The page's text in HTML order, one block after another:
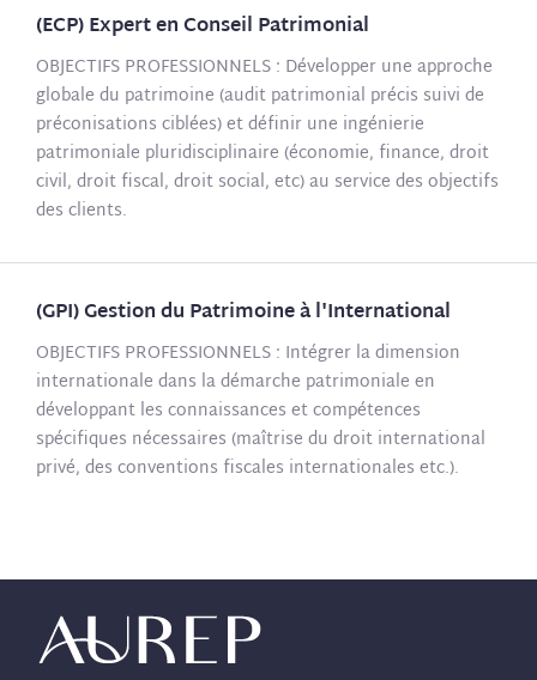
(ECP) Expert en Conseil Patrimonial
OBJECTIFS PROFESSIONNELS : Développer une approche
globale du patrimoine (audit patrimonial précis suivi de
préconisations ciblées) et définir une ingénierie
patrimoniale pluridisciplinaire (économie, finance, droit
civil, droit fiscal, droit social, etc) au service des objectifs
des clients.
(GPI) Gestion du Patrimoine à l'International
OBJECTIFS PROFESSIONNELS : Intégrer la dimension
internationale dans la démarche patrimoniale en
développant les connaissances et compétences
spécifiques nécessaires (maîtrise du droit international
privé, des conventions fiscales internationales etc.).